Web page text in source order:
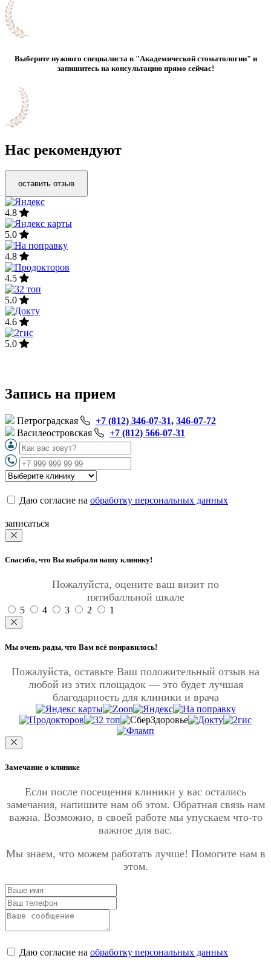
Выберите нужного специалиста в "Академической стоматологии" и
запишитесь на консультацию прямо сейчас!
Нас рекомендуют
оставить отзыв
4.8
5.0
4.8
4.5
5.0
4.6
5.0
Запись на прием
Петроградская +7 (812) 346-07-31, 346-07-72
Василеостровская
+7 (812) 566-07-31
Даю согласие на обработку персональных данных
записаться
Спасибо, что Вы выбрали нашу клинику!
Пожалуйста, оцените ваш визит по
пятибалльной шкале
5 4 3 2 1
Мы очень рады, что Вам всё понравилось!
Пожалуйста, оставьте Ваш положительный отзыв на
любой из этих площадок — это будет лучшая
благодарность для клиники и врача
Замечание о клинике
Если после посещения клиники у вас остались
замечания, напишите нам об этом. Обратная связь нам
важна. Возможно, в своей работе мы упускаем что-то
важное для вас.
Мы знаем, что можем работать лучше! Помогите нам в
этом.
Даю согласие на обработку персональных данных